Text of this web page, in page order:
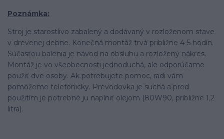
Poznámka:
Stroj je starostlivo zabalený a dodávaný v rozloženom stave
v drevenej debne. Konečná montáž trvá približne 4-5 hodín.
Súčasťou balenia je návod na obsluhu a rozložený nákres.
Montáž je vo všeobecnosti jednoduchá, ale odporúčame
použiť dve osoby. Ak potrebujete pomoc, radi vám
pomôžeme telefonicky. Prevodovka je suchá a pred
použitím je potrebné ju naplniť olejom (80W90, približne 1,2
litra).